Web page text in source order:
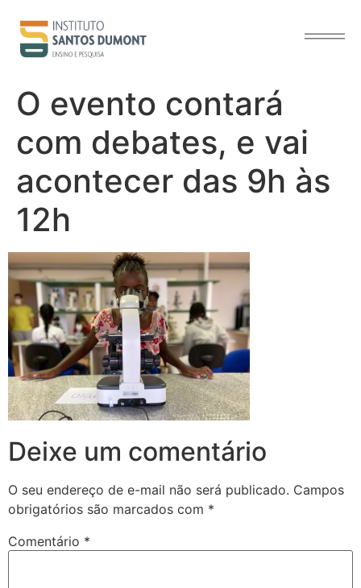
conteúdo
O evento contará
com debates, e vai
acontecer das 9h às
12h
Deixe um comentário
O seu endereço de e-mail não será publicado. Campos
obrigatórios são marcados com *
Comentário *